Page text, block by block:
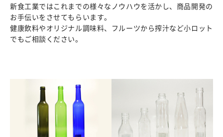
新食工業ではこれまでの様々なノウハウを活かし、商品開発の
お手伝いをさせてもらいます。
健康飲料やオリジナル調味料、フルーツから搾汁など小ロット
でもご相談ください。